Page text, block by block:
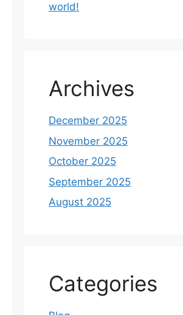
world!
Archives
December 2025
November 2025
October 2025
September 2025
August 2025
Categories